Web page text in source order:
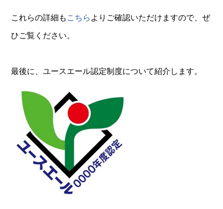
これらの詳細も こちら よりご確認いただけますので、ぜ
ひご覧ください。
最後に、ユースエール認定制度について紹介します。